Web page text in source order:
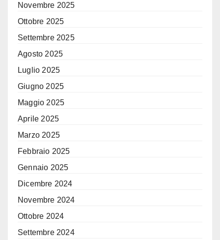
Novembre 2025
Ottobre 2025
Settembre 2025
Agosto 2025
Luglio 2025
Giugno 2025
Maggio 2025
Aprile 2025
Marzo 2025
Febbraio 2025
Gennaio 2025
Dicembre 2024
Novembre 2024
Ottobre 2024
Settembre 2024